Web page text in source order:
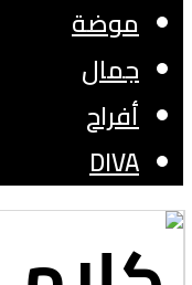
موضة
جمال
أفراح
DIVA